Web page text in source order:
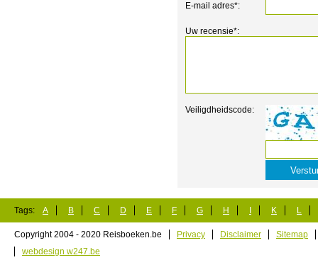
E-mail adres*:
Uw recensie*:
Veiligdheidscode:
Tags: A B C D E F G H K L
Copyright 2004 - 2020 Reisboeken.be Privacy Disclaimer
Sitemap
webdesign w247.be